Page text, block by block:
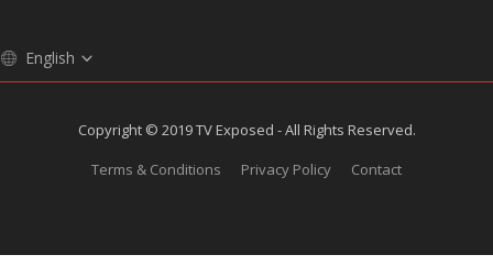
English
Copyright © 2019 TV Exposed - All Rights Reserved.
Terms & Conditions
Privacy Policy Contact